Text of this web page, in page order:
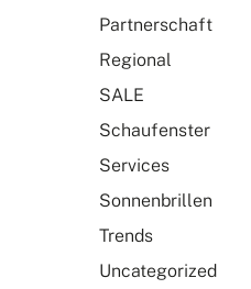
Partnerschaft
Regional
SALE
Schaufenster
Services
Sonnenbrillen
Trends
Uncategorized